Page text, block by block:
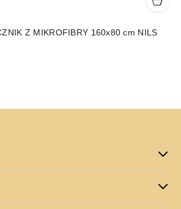
Z MIKROFIBRY 160x80 cm NILS